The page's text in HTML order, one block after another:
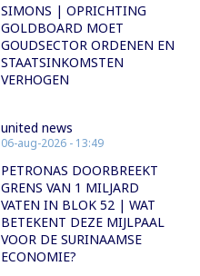
SIMONS | OPRICHTING
GOLDBOARD MOET
GOUDSECTOR ORDENEN EN
STAATSINKOMSTEN
VERHOGEN
united news
06-aug-2026 - 13:49
PETRONAS DOORBREEKT
GRENS VAN 1 MILJARD
VATEN IN BLOK 52 | WAT
BETEKENT DEZE MIJLPAAL
VOOR DE SURINAAMSE
ECONOMIE?